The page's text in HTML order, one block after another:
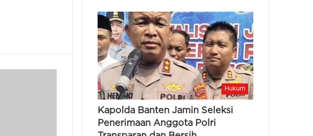
Hukum
Kapolda Banten Jamin Seleksi
Penerimaan Anggota Polri